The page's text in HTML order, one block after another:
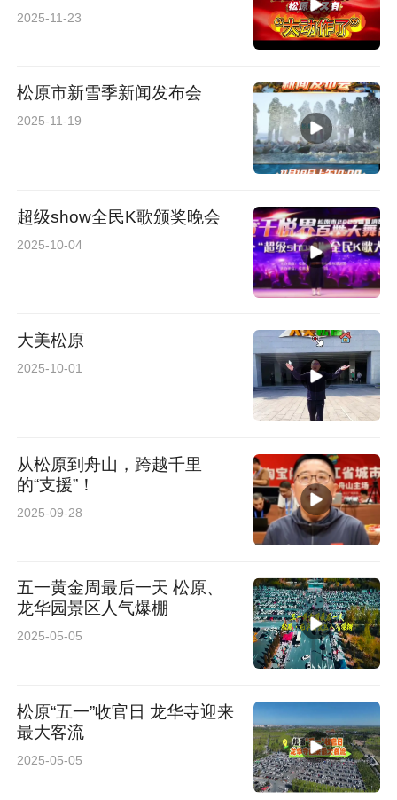
2025-11-23
松原市新雪季新闻发布会
2025-11-19
超级show全民K歌颁奖晚会
2025-10-04
大美松原
2025-10-01
从松原到舟山，跨越千里
的“支援”！
2025-09-28
五一黄金周最后一天 松原、
龙华园景区人气爆棚
2025-05-05
松原“五一”收官日 龙华寺迎来
最大客流
2025-05-05